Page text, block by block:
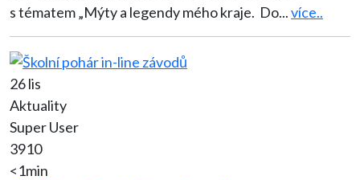
s tématem „Mýty a legendy mého kraje. Do...více..
26 lis
Aktuality
Super User
3910
<1min